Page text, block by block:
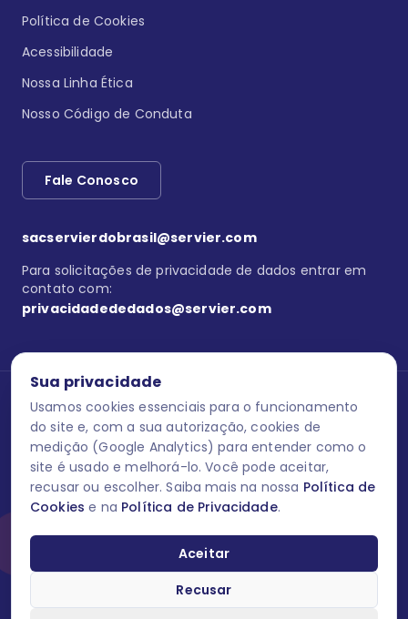
Sua privacidade
Usamos cookies essenciais para o funcionamento
do site e, com a sua autorização, cookies de
medição (Google Analytics) para entender como o
site é usado e melhorá-lo. Você pode aceitar,
recusar ou escolher. Saiba mais na nossa Política de
Cookies e na Política de Privacidade.
Aceitar
Recusar
Política de Cookies
Acessibilidade
Nossa Linha Ética
Nosso Código de Conduta
Fale Conosco
sacservierdobrasil@servier.com
Para solicitações de privacidade de dados entrar em
contato com:
privacidadededados@servier.com
Se estiver no programa semprecuidando, comunique aquiuma
reação adversa com os produtos Servier. Este site contém
informações para o público leigo e para os profissionais de saúde
do Brasil habilitados a prescrever medicamentos. M-AS ONE-BR-
202606-00013 / Agosto 2026.
O laboratório Servier do Brasil respeita os seus dados! Caso deseje
dados pessoais você pode fazê-lo a qualquer momento entrando
em contato através do site www.semprecuidando.com.br na opção
fale conosco.